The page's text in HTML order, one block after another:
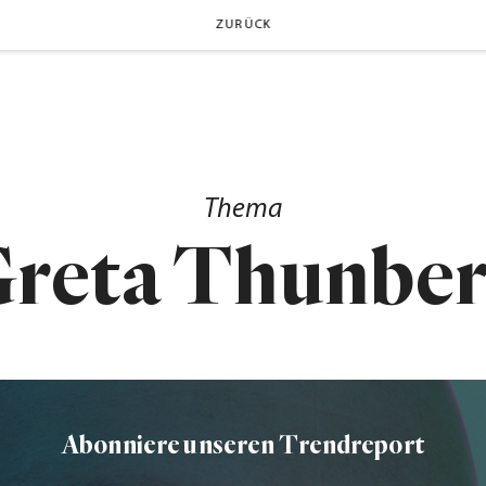
ZURÜCK
Thema
Abonniere unseren Trendreport